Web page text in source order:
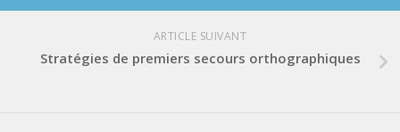
ARTICLE SUIVANT
Stratégies de premiers secours orthographiques